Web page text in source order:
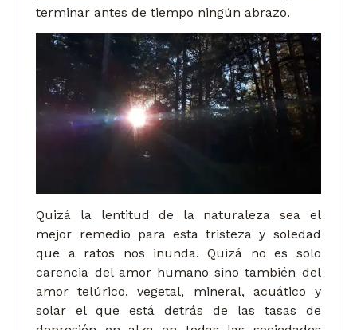
terminar antes de tiempo ningún abrazo.
Quizá la lentitud de la naturaleza sea el
mejor remedio para esta tristeza y soledad
que a ratos nos inunda. Quizá no es solo
carencia del amor humano sino también del
amor telúrico, vegetal, mineral, acuático y
solar el que está detrás de las tasas de